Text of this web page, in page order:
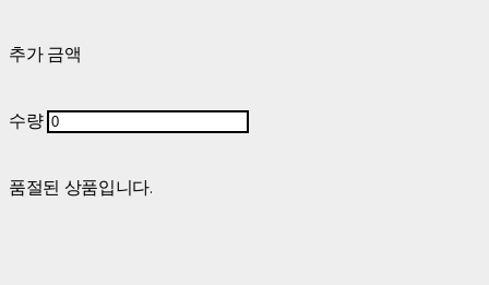
추가 금액
수량
품절된 상품입니다.